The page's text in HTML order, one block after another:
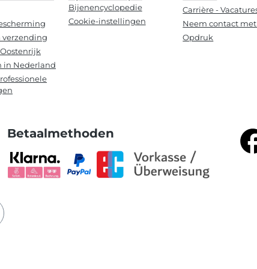
verzending
in Nederland
Bijenencyclopedie
Cookie-instellingen
Carrière -
Neem contact
Opdruk
Betaalmethoden